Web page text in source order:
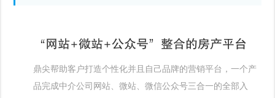
“网站+微站+公众号”整合的房产平台
鼎尖帮助客户打造个性化并且自己品牌的营销平台，一个产
品完成中介公司网站、微站、微信公众号三合一的全部入